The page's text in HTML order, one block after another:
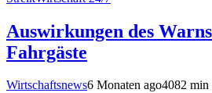
Auswirkungen des
Fahrgäste
Wirtschaftsnews6 Monaten ago4082 min